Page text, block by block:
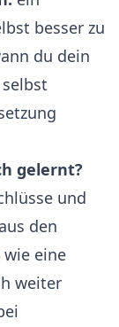
besser zu
du dein
gelernt?
und
den
wie eine
weiter